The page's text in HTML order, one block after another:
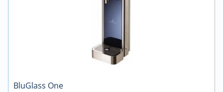
BluGlass One